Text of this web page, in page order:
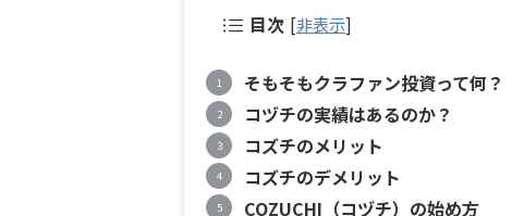
目次 [非表示]
そもそもクラファン投資って何？
コヅチの実績はあるのか？
コズチのメリット
コズチのデメリット
COZUCHI（コヅチ）の始め方